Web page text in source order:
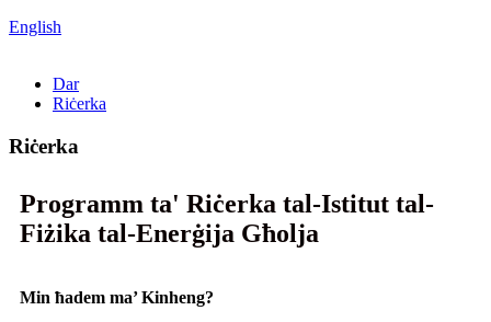
English
Dar
Riċerka
Riċerka
Programm ta' Riċerka tal-Istitut tal-
Fiżika tal-Enerġija Għolja
Min ħadem ma’ Kinheng?